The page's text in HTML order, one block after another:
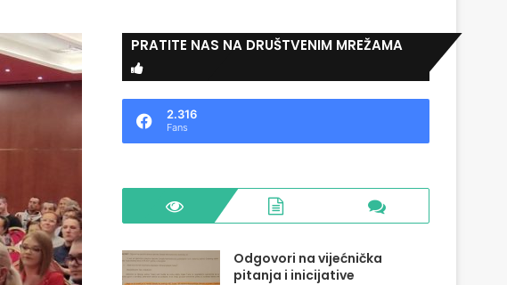
PRATITE NAS NA DRUŠTVENIM MREŽAMA
2.316
Fans
Odgovori na vijećnička
pitanja i inicijative